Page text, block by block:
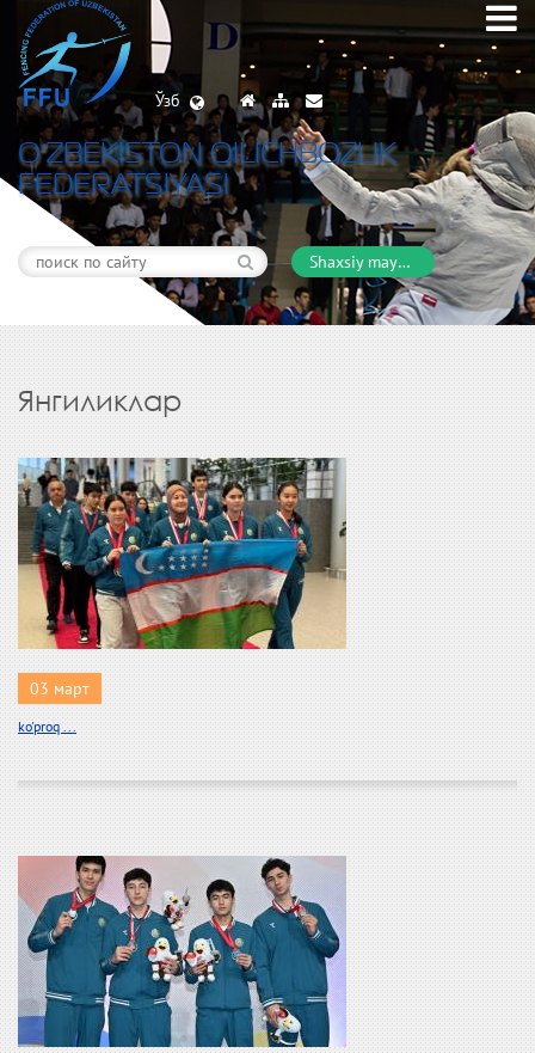
Ўзб
O’ZBEKISTON QILICHBOZLIK
FEDERATSIYASI
Shaxsiy maydon
Янгиликлар
03 март
ko'proq ...